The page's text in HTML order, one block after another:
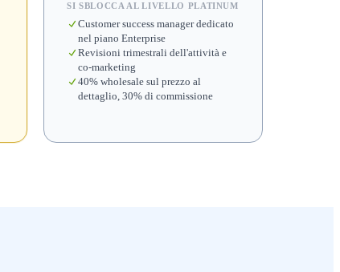
SI SBLOCCA AL LIVELLO PLATINUM
Customer success manager dedicato
nel piano Enterprise
Revisioni trimestrali dell'attività e
co-marketing
40% wholesale sul prezzo al
dettaglio, 30% di commissione